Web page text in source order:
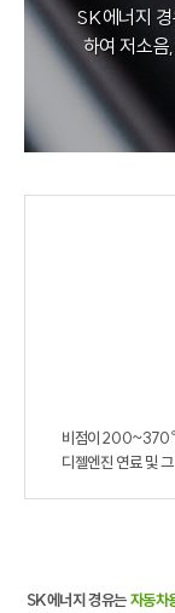
SK에너지
하여저소음
비점이 200~370℃
디젤엔진 연료 및그
SK에너지 경유는자동차